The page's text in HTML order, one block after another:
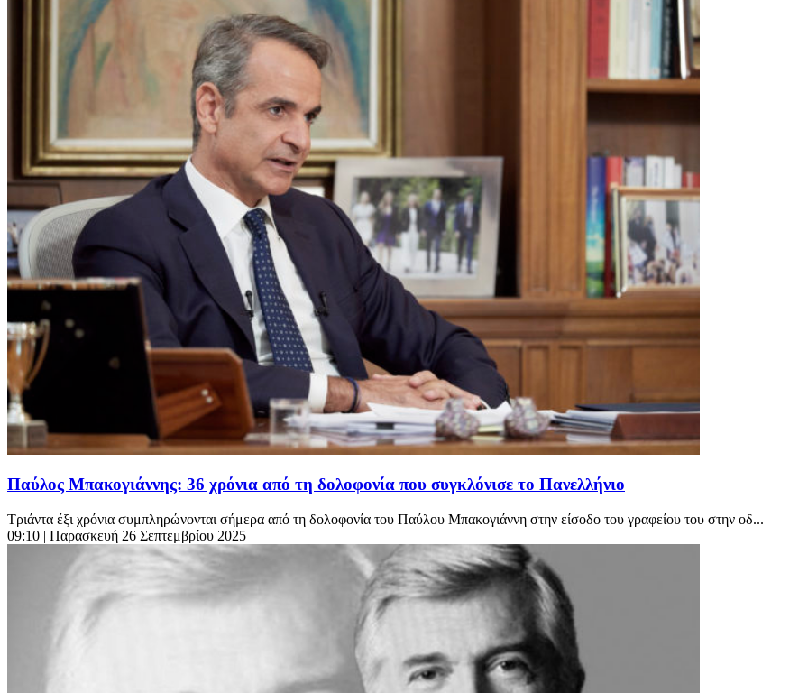
Παύλος Μπακογιάννης: 36 χρόνια από τη δολοφονία που συγκλόνισε το Πανελλήνιο
Τριάντα έξι χρόνια συμπληρώνονται σήμερα από τη δολοφονία του Παύλου Μπακογιάννη στην είσοδο του γραφείου του στην οδ...
09:10 | Παρασκευή 26 Σεπτεμβρίου 2025